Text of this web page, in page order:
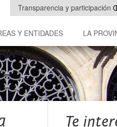
Transparencia y participación
Y ENTIDADES LA
Te